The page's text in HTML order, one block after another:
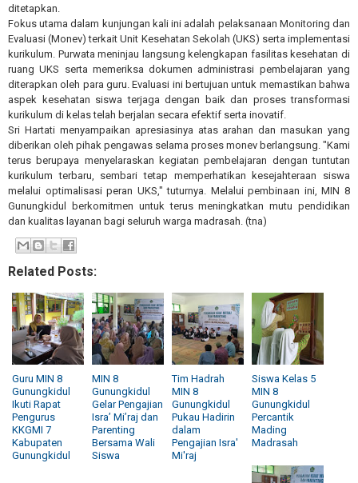
ditetapkan.
Fokus utama dalam kunjungan kali ini adalah pelaksanaan Monitoring dan
Evaluasi (Monev) terkait Unit Kesehatan Sekolah (UKS) serta implementasi
kurikulum. Purwata meninjau langsung kelengkapan fasilitas kesehatan di
ruang UKS serta memeriksa dokumen administrasi pembelajaran yang
diterapkan oleh para guru. Evaluasi ini bertujuan untuk memastikan bahwa
aspek kesehatan siswa terjaga dengan baik dan proses transformasi
kurikulum di kelas telah berjalan secara efektif serta inovatif.
Sri Hartati menyampaikan apresiasinya atas arahan dan masukan yang
diberikan oleh pihak pengawas selama proses monev berlangsung. "Kami
terus berupaya menyelaraskan kegiatan pembelajaran dengan tuntutan
kurikulum terbaru, sembari tetap memperhatikan kesejahteraan siswa
melalui optimalisasi peran UKS," tuturnya. Melalui pembinaan ini, MIN 8
Gunungkidul berkomitmen untuk terus meningkatkan mutu pendidikan
dan kualitas layanan bagi seluruh warga madrasah. (tna)
Related Posts:
Guru MIN 8
Gunungkidul
Ikuti Rapat
Pengurus
KKGMI 7
Kabupaten
Gunungkidul
MIN 8
Gunungkidul
Gelar Pengajian
Isra’ Mi’raj dan
Parenting
Bersama Wali
Siswa
Tim Hadrah
MIN 8
Gunungkidul
Pukau Hadirin
dalam
Pengajian Isra'
Mi'raj
Siswa Kelas 5
MIN 8
Gunungkidul
Percantik
Mading
Madrasah